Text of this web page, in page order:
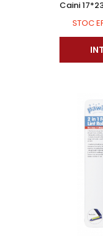
Caini
STOC